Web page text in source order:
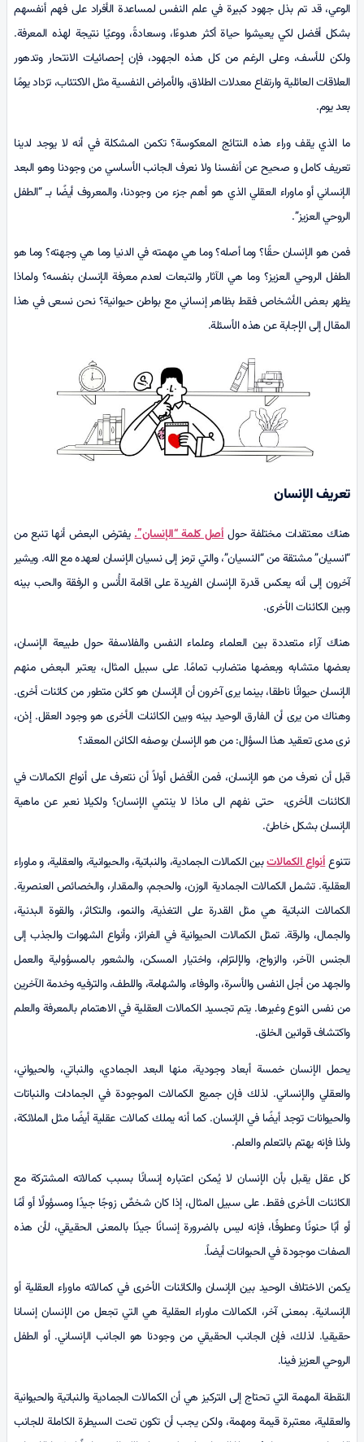
الوعي، قد تم بذل جهود كبيرة في علم النفس لمساعدة الأفراد على فهم أنفسهم
بشكل أفضل لكي يعيشوا حياة أكثر هدوءًا، وسعادةً، ووعيًا نتيجة لهذه المعرفة.
ولكن للأسف، وعلى الرغم من كل هذه الجهود، فإن إحصائيات الانتحار وتدهور
العلاقات العائلية وارتفاع معدلات الطلاق، والأمراض النفسية مثل الاكتئاب، تزداد يومًا
بعد يوم.
ما الذي يقف وراء هذه النتائج المعكوسة؟ تكمن المشكلة في أنه لا يوجد لدينا
تعريف كامل و صحيح عن أنفسنا ولا نعرف الجانب الأساسي من وجودنا وهو البعد
الإنساني أو ماوراء العقلي الذي هو أهم جزء من وجودنا، والمعروف أيضًا بـ “الطفل
الروحي العزيز”.
فمن هو الإنسان حقًا؟ وما أصله؟ وما هي مهمته في الدنيا وما هي وجهته؟ وما هو
الطفل الروحي العزيز؟ وما هي الآثار والتبعات لعدم معرفة الإنسان بنفسه؟ ولماذا
يظهر بعض الأشخاص فقط بظاهر إنساني مع بواطن حيوانية؟ نحن نسعى في هذا
المقال إلى الإجابة عن هذه الأسئلة.
تعريف الإنسان
هناك معتقدات مختلفة حولأصل كلمة “الإنسان”.يفترض البعض أنها تنبع من
“انسيان” مشتقة من “النسيان”، والتي ترمز إلى نسيان الإنسان لعهده مع الله. ويشير
آخرون إلى أنه يعكس قدرة الإنسان الفريدة على اقامة الأُنس و الرفقة والحب بينه
وبين الكائنات الأخرى.
هناك آراء متعددة بين العلماء وعلماء النفس والفلاسفة حول طبيعة الإنسان،
بعضها متشابه وبعضها متضارب تمامًا. على سبيل المثال، يعتبر البعض منهم
الإنسان حيوانًا ناطقا، بينما يرى آخرون أن الإنسان هو كائن متطور من كائنات أخرى.
وهناك من يرى أن الفارق الوحيد بينه وبين الكائنات الأخرى هو وجود العقل. إذن،
نرى مدى تعقيد هذا السؤال: من هو الإنسان بوصفه الكائن المعقد؟
قبل أن نعرف من هو الإنسان، فمن الأفضل أولاً أن نتعرف على أنواع الكمالات في
الكائنات الأخرى، حتى نفهم الى ماذا لا ينتمي الإنسان؟ ولكيلا نعبر عن ماهية
الإنسان بشكل خاطئ.
تتنوعأنواع الكمالاتبين الكمالات الجمادية، والنباتية، والحيوانية، والعقلية، و ماوراء
العقلية. تشمل الكمالات الجمادية الوزن، والحجم، والمقدار، والخصائص العنصرية.
الكمالات النباتية هي مثل القدرة على التغذية، والنمو، والتكاثر، والقوة البدنية،
والجمال، والرقة. تمثل الكمالات الحيوانية في الغرائز، وأنواع الشهوات والجذب إلى
الجنس الآخر، والزواج، والإلتزام، واختيار المسكن، والشعور بالمسؤولية والعمل
والجهد من أجل النفس والأسرة، والوفاء، والشهامة، واللطف، والترفيه وخدمة الآخرين
من نفس النوع وغيرها. يتم تجسيد الكمالات العقلية في الاهتمام بالمعرفة والعلم
واكتشاف قوانين الخلق.
يحمل الإنسان خمسة أبعاد وجودية، منها البعد الجمادي، والنباتي، والحيواني،
والعقلي والإنساني. لذلك فإن جميع الكمالات الموجودة في الجمادات والنباتات
والحيوانات توجد أيضًا في الإنسان. كما أنه يملك كمالات عقلية أيضًا مثل الملائكة،
ولذا فإنه يهتم بالتعلم والعلم.
كل عقل يقبل بأن الإنسان لا يُمكن اعتباره إنسانًا بسبب كمالاته المشتركة مع
الكائنات الأخرى فقط. على سبيل المثال، إذا كان شخصٌ زوجًا جيدًا ومسؤولًا أو أمًا
أو أبًا حنونًا وعطوفًا، فإنه ليس بالضرورة إنسانًا جيدًا بالمعنى الحقيقي، لأن هذه
الصفات موجودة في الحيوانات أيضاً.
يكمن الاختلاف الوحيد بين الإنسان والكائنات الأخرى في كمالاته ماوراء العقلية أو
الإنسانية. بمعنى آخر، الكمالات ماوراء العقلية هي التي تجعل من الإنسان إنسانا
حقيقيا. لذلك، فإن الجانب الحقيقي من وجودنا هو الجانب الإنساني. أو الطفل
الروحي العزيز فينا.
النقطة المهمة التي تحتاج إلى التركيز هي أن الكمالات الجمادية والنباتية والحيوانية
والعقلية، معتبرة قيمة ومهمة، ولكن يجب أن تكون تحت السيطرة الكاملة للجانب